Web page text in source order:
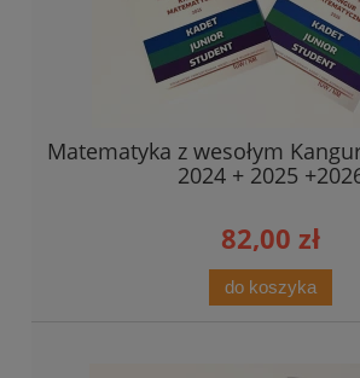
Matematyka z wesołym
2024 + 2025
82,00 zł
do koszyka